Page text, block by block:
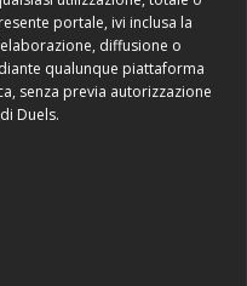
portale, ivi inclusa la
diffusione o
qualunque piattaforma
senza previa autorizzazione
Duels.